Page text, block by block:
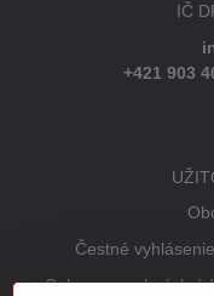
IČ
+421 903
Čestné
Ochrana osobných